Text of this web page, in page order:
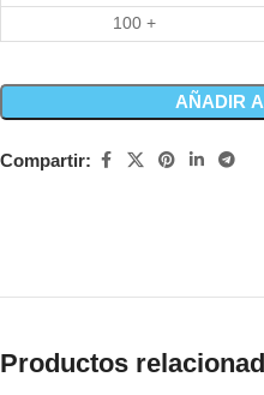
100 +
AÑADIR
Compartir:
Productos